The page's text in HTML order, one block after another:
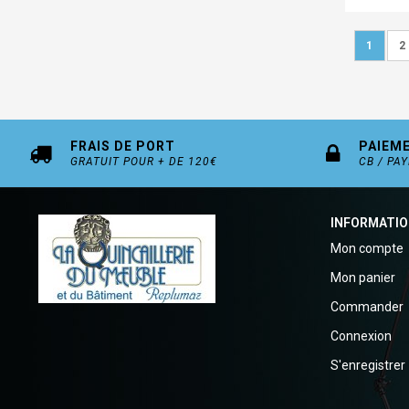
Page
Vous
1 2
FRAIS DE PORT
GRATUIT POUR + DE 120€ CB /
Mon compte
Mon panier
Commander
Connexion
S'enregistrer